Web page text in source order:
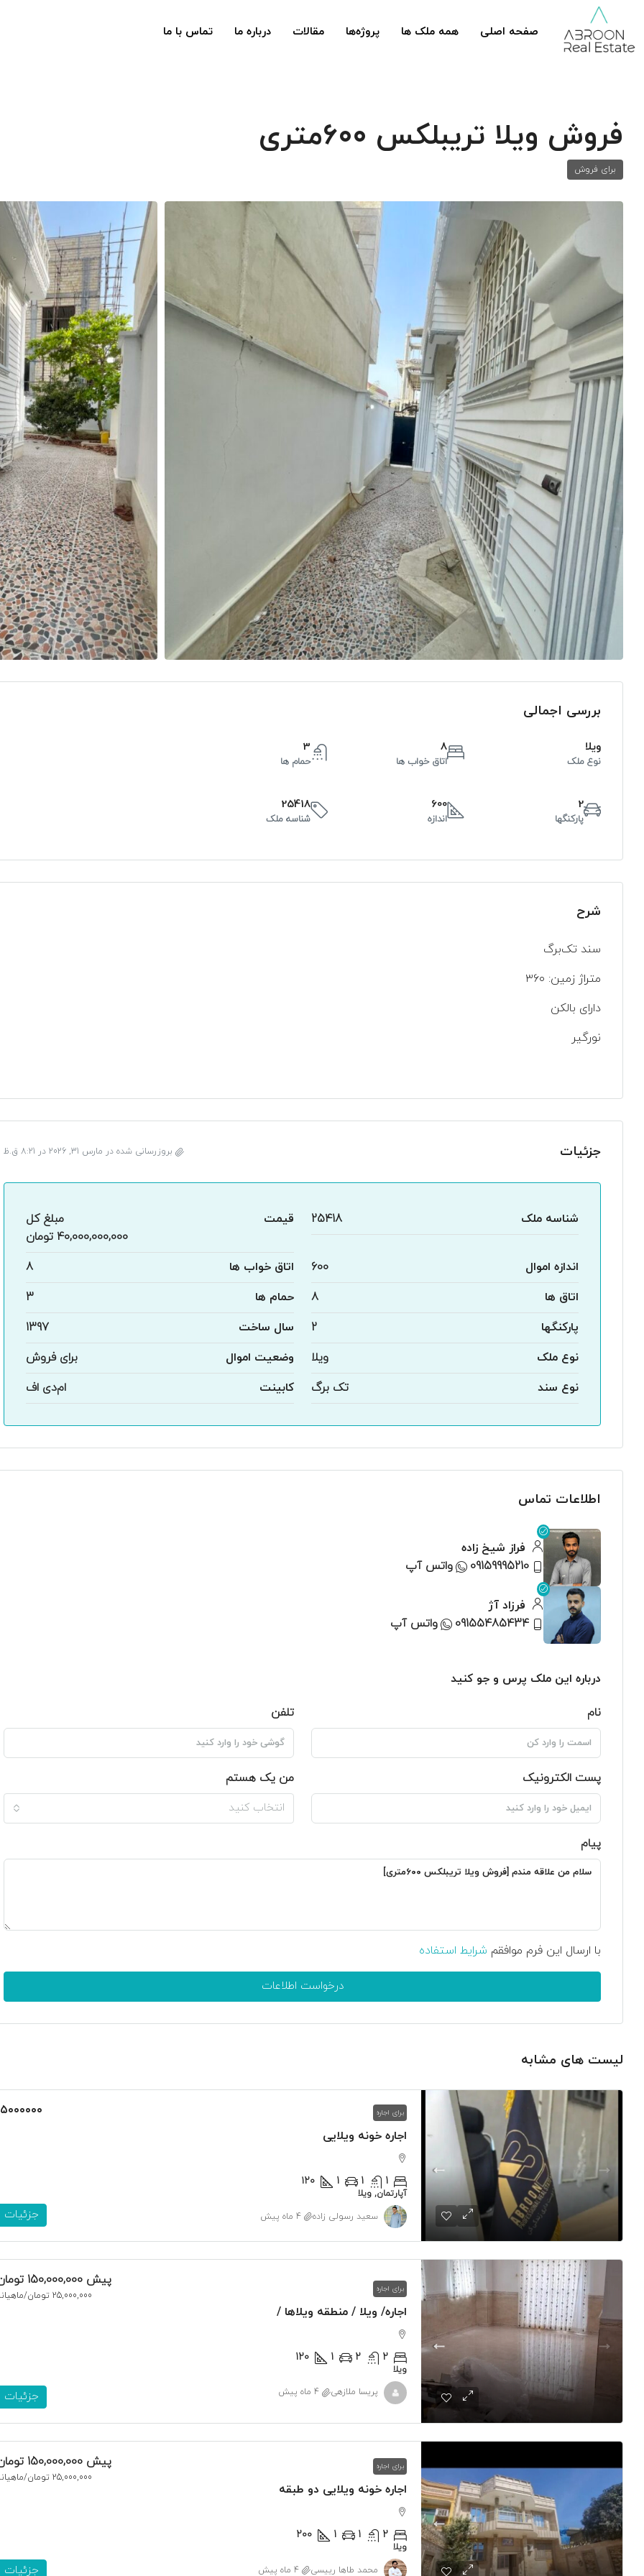
صفحه اصلی همه ملک ها پروژه‌ها مقالات درباره ما تماس با ما
فروش ویلا تریبلکس ۶۰۰متری
برای فروش
بررسی اجمالی
ویلا
نوع ملک
8
اتاق خواب ها
3
حمام ها
2
پارکنگها
600
اندازه
25418
شناسه ملک
شرح
سند تک‌برگ
متراژ زمین: ۳۶۰
دارای بالکن
نورگیر
جزئیات بروزرسانی شده در مارس 31, 2026 در 8:21 ق.ظ
شناسه ملک 25418 قیمت
مبلغ کل
40,000,000,000 تومان
اندازه اموال
600 اتاق خواب ها
8
اتاق ها
8 حمام ها
3
پارکنگها
2 سال ساخت
1397
نوع ملک
ویلا وضعیت اموال
برای فروش
نوع سند
تک برگ کابینت ام‌دی اف
اطلاعات تماس
فراز شیخ زاده
09159995210
واتس آپ
فرزاد آژ
09155485434
واتس آپ
درباره این ملک پرس و جو کنید
نام تلفن
پست الکترونیک من یک هستم
انتخاب کنید
پیام
با ارسال این فرم موافقم شرایط استفاده
درخواست اطلاعات
لیست های مشابه
برای اجاره
اجاره خونه ویلایی
1
1
1 ۱۲۰
آپارتمان, ویلا
جزئیات سعید رسولی زاده 4 ماه پیش
برای اجاره
اجاره/ ویلا / منطقه ویلاها /
پیش 150,000,000 تومان
25,000,000 تومان /
2
2
1
120
ویلا
جزئیات پریسا ملازهی 4 ماه پیش
برای اجاره
اجاره خونه ویلایی دو طبقه
پیش 150,000,000 تومان
25,000,000 تومان /
2
1
1
200
ویلا
جزئیات محمد طاها رییسی 4 ماه پیش